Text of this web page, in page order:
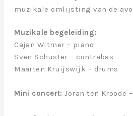
muzikale omlijsting van de
Muzikale begeleiding:
Cajan Witmer – piano
Sven Schuster – contrabas
Maarten Kruijswijk – drums
Mini concert: Joran ten Kroode